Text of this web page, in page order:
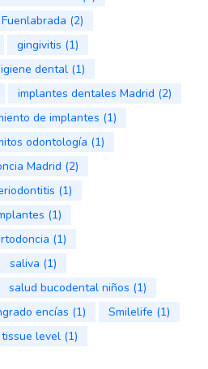
Fuenlabrada (2)
gingivitis (1)
dental (1)
implantes dentales Madrid (2)
de implantes (1)
odontología (1)
Madrid (2)
(1)
(1)
(1)
saliva (1)
salud bucodental niños (1)
encías (1) Smilelife (1)
tissue level (1)